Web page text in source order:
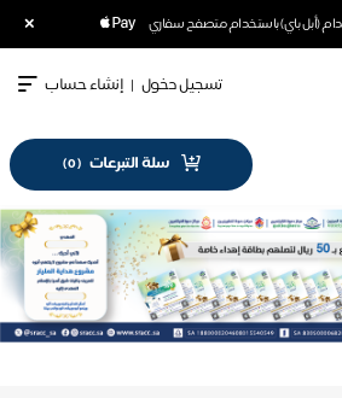
(أبل باي) باستخدام متصفح سفاري ×
تسجيل دخول | إنشاء حساب
سلة التبرعات (
0
)